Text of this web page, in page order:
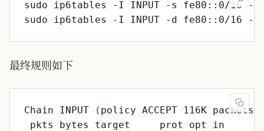
最终规则如下
Chain INPUT ( policy ACCEPT 116K packets,
pkts bytes target     prot opt in